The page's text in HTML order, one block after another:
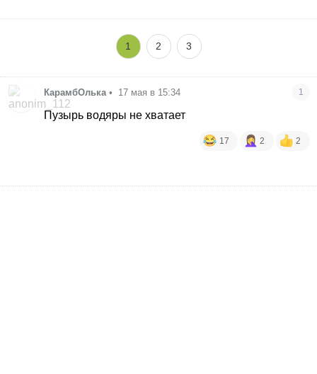
1 2 3
КарамбОлька • 17 мая в 15:34 1
Пузырь водяры не хватает
17 2 2